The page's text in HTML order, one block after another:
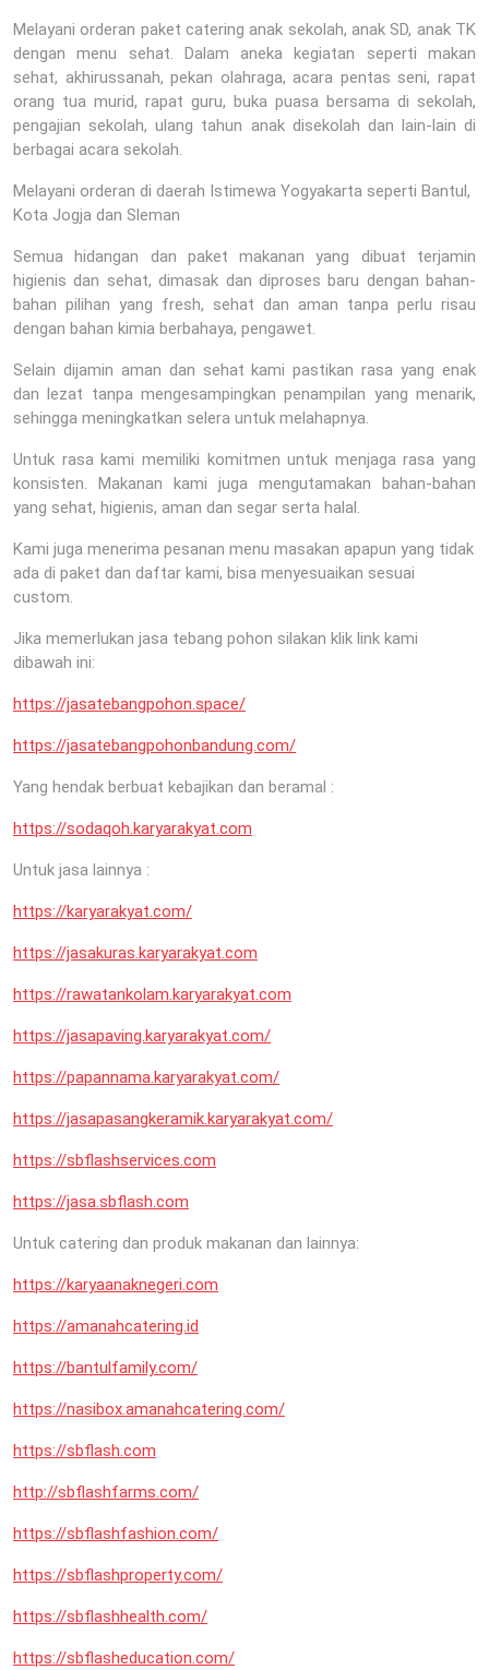
Melayani orderan paket catering anak sekolah, anak SD, anak TK
dengan menu sehat. Dalam aneka kegiatan seperti makan
sehat, akhirussanah, pekan olahraga, acara pentas seni, rapat
orang tua murid, rapat guru, buka puasa bersama di sekolah,
pengajian sekolah, ulang tahun anak disekolah dan lain-lain di
berbagai acara sekolah.
Melayani orderan di daerah Istimewa Yogyakarta seperti Bantul,
Kota Jogja dan Sleman
Semua hidangan dan paket makanan yang dibuat terjamin
higienis dan sehat, dimasak dan diproses baru dengan bahan-
bahan pilihan yang fresh, sehat dan aman tanpa perlu risau
dengan bahan kimia berbahaya, pengawet.
Selain dijamin aman dan sehat kami pastikan rasa yang enak
dan lezat tanpa mengesampingkan penampilan yang menarik,
sehingga meningkatkan selera untuk melahapnya.
Untuk rasa kami memiliki komitmen untuk menjaga rasa yang
konsisten. Makanan kami juga mengutamakan bahan-bahan
yang sehat, higienis, aman dan segar serta halal.
Kami juga menerima pesanan menu masakan apapun yang tidak
ada di paket dan daftar kami, bisa menyesuaikan sesuai
custom.
Jika memerlukan jasa tebang pohon silakan klik link kami
dibawah ini:
https://jasatebangpohon.space/
https://jasatebangpohonbandung.com/
Yang hendak berbuat kebajikan dan beramal :
https://sodaqoh.karyarakyat.com
Untuk jasa lainnya :
https://karyarakyat.com/
https://jasakuras.karyarakyat.com
https://rawatankolam.karyarakyat.com
https://jasapaving.karyarakyat.com/
https://papannama.karyarakyat.com/
https://jasapasangkeramik.karyarakyat.com/
https://sbflashservices.com
https://jasa.sbflash.com
Untuk catering dan produk makanan dan lainnya:
https://karyaanaknegeri.com
https://amanahcatering.id
https://bantulfamily.com/
https://nasibox.amanahcatering.com/
https://sbflash.com
http://sbflashfarms.com/
https://sbflashfashion.com/
https://sbflashproperty.com/
https://sbflashhealth.com/
https://sbflasheducation.com/